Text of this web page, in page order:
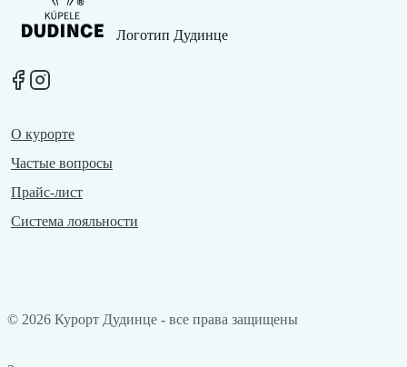
Логотип Дудинце
O курортe
Частые вопросы
Прайс-лист
Система лояльности
© 2026 Курорт Дудинце - все права защищены